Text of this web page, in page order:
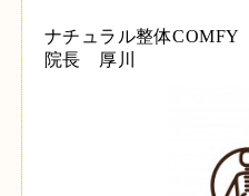
ナチュラル整体COMFY
院長 厚川